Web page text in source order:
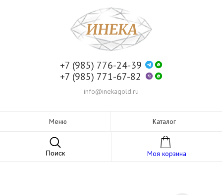
+7 (985) 776-24-39
+7 (985) 771-67-82
info@inekagold.ru
Меню Каталог
Поиск Моя корзина